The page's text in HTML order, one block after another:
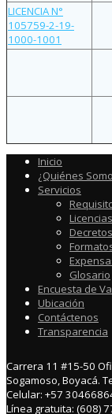
LICENCIA N°
105759-2-19-
1000-1001
Inicio
¿Quiénes
Servicios
Licencias
Glosario
Encuesta de
Ubicación
Contáctenos
Transparencia
Carrera 11 #15-50
Sogamoso, Boyacá.
Celular: +57
Línea gratuita: (608)